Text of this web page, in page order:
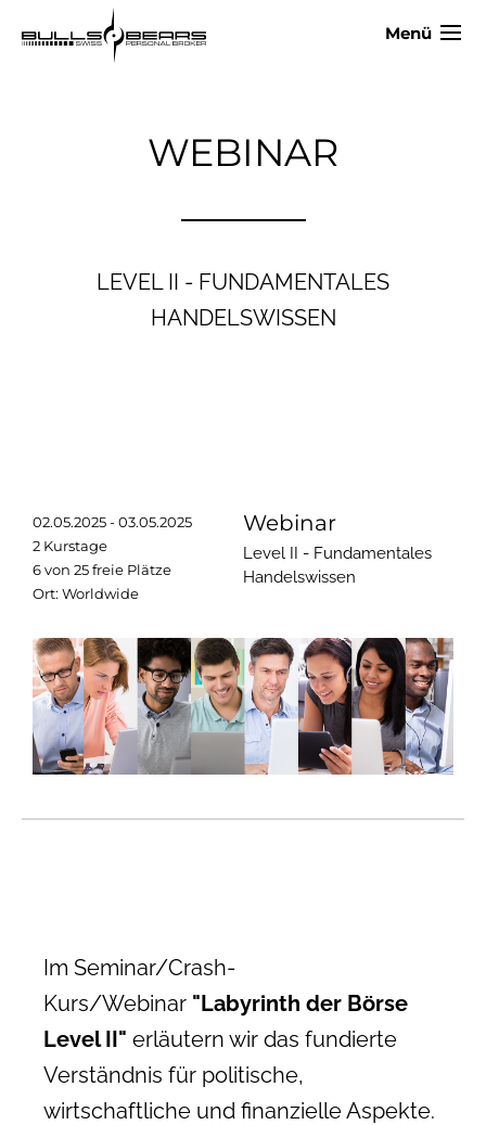
Menü
WEBINAR
LEVEL II - FUNDAMENTALES
HANDELSWISSEN
02.05.2025 - 03.05.2025
2 Kurstage
6 von 25 freie Plätze
Ort: Worldwide
Webinar
Level II - Fundamentales
Handelswissen
Im Seminar/Crash-
Kurs/Webinar "Labyrinth der Börse
Level II" erläutern wir das fundierte
Verständnis für politische,
wirtschaftliche und finanzielle Aspekte.